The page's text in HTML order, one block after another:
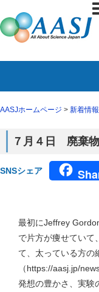
AASJホームページ > 新着情報
７月４日 廃棄
SNSシェア
最初にJeffrey
で片方が痩せていて
て、太っている方の
（https://aasj.jp/
発想の豊かさ、実験